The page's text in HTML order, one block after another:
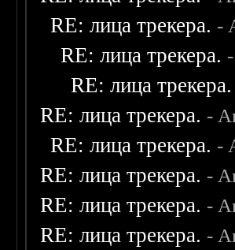
RE: лица трекера. -
RE: лица трекера.
RE: лица трекера.
RE: лица трекера. -
RE: лица трекера. -
RE: лица трекера. -
RE: лица трекера. -
RE: лица трекера. -